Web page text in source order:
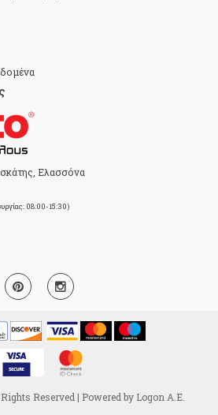
Ελασσόνα
08:00-15:30)
Reserved | Powered by Logon Α.Ε.